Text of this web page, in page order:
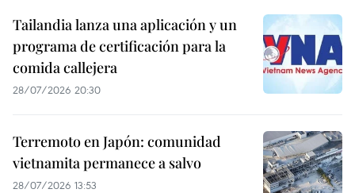
Tailandia lanza una aplicación y un
programa de certificación para la
comida callejera
28/07/2026 20:30
Terremoto en Japón: comunidad
vietnamita permanece a salvo
28/07/2026 13:53